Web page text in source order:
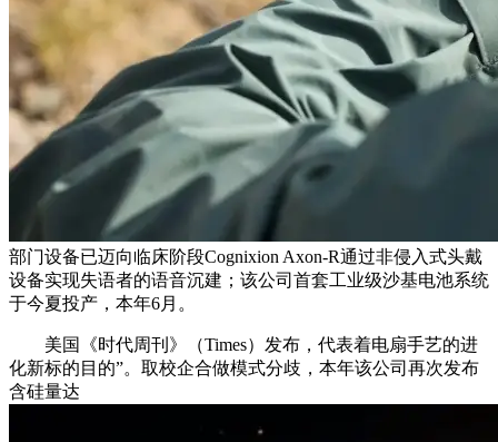
部门设备已迈向临床阶段Cognixion Axon-R通过非侵入式头戴
设备实现失语者的语音沉建；该公司首套工业级沙基电池系统
于今夏投产，本年6月。
美国《时代周刊》（Times）发布，代表着电扇手艺的进
化新标的目的”。取校企合做模式分歧，本年该公司再次发布
含硅量达